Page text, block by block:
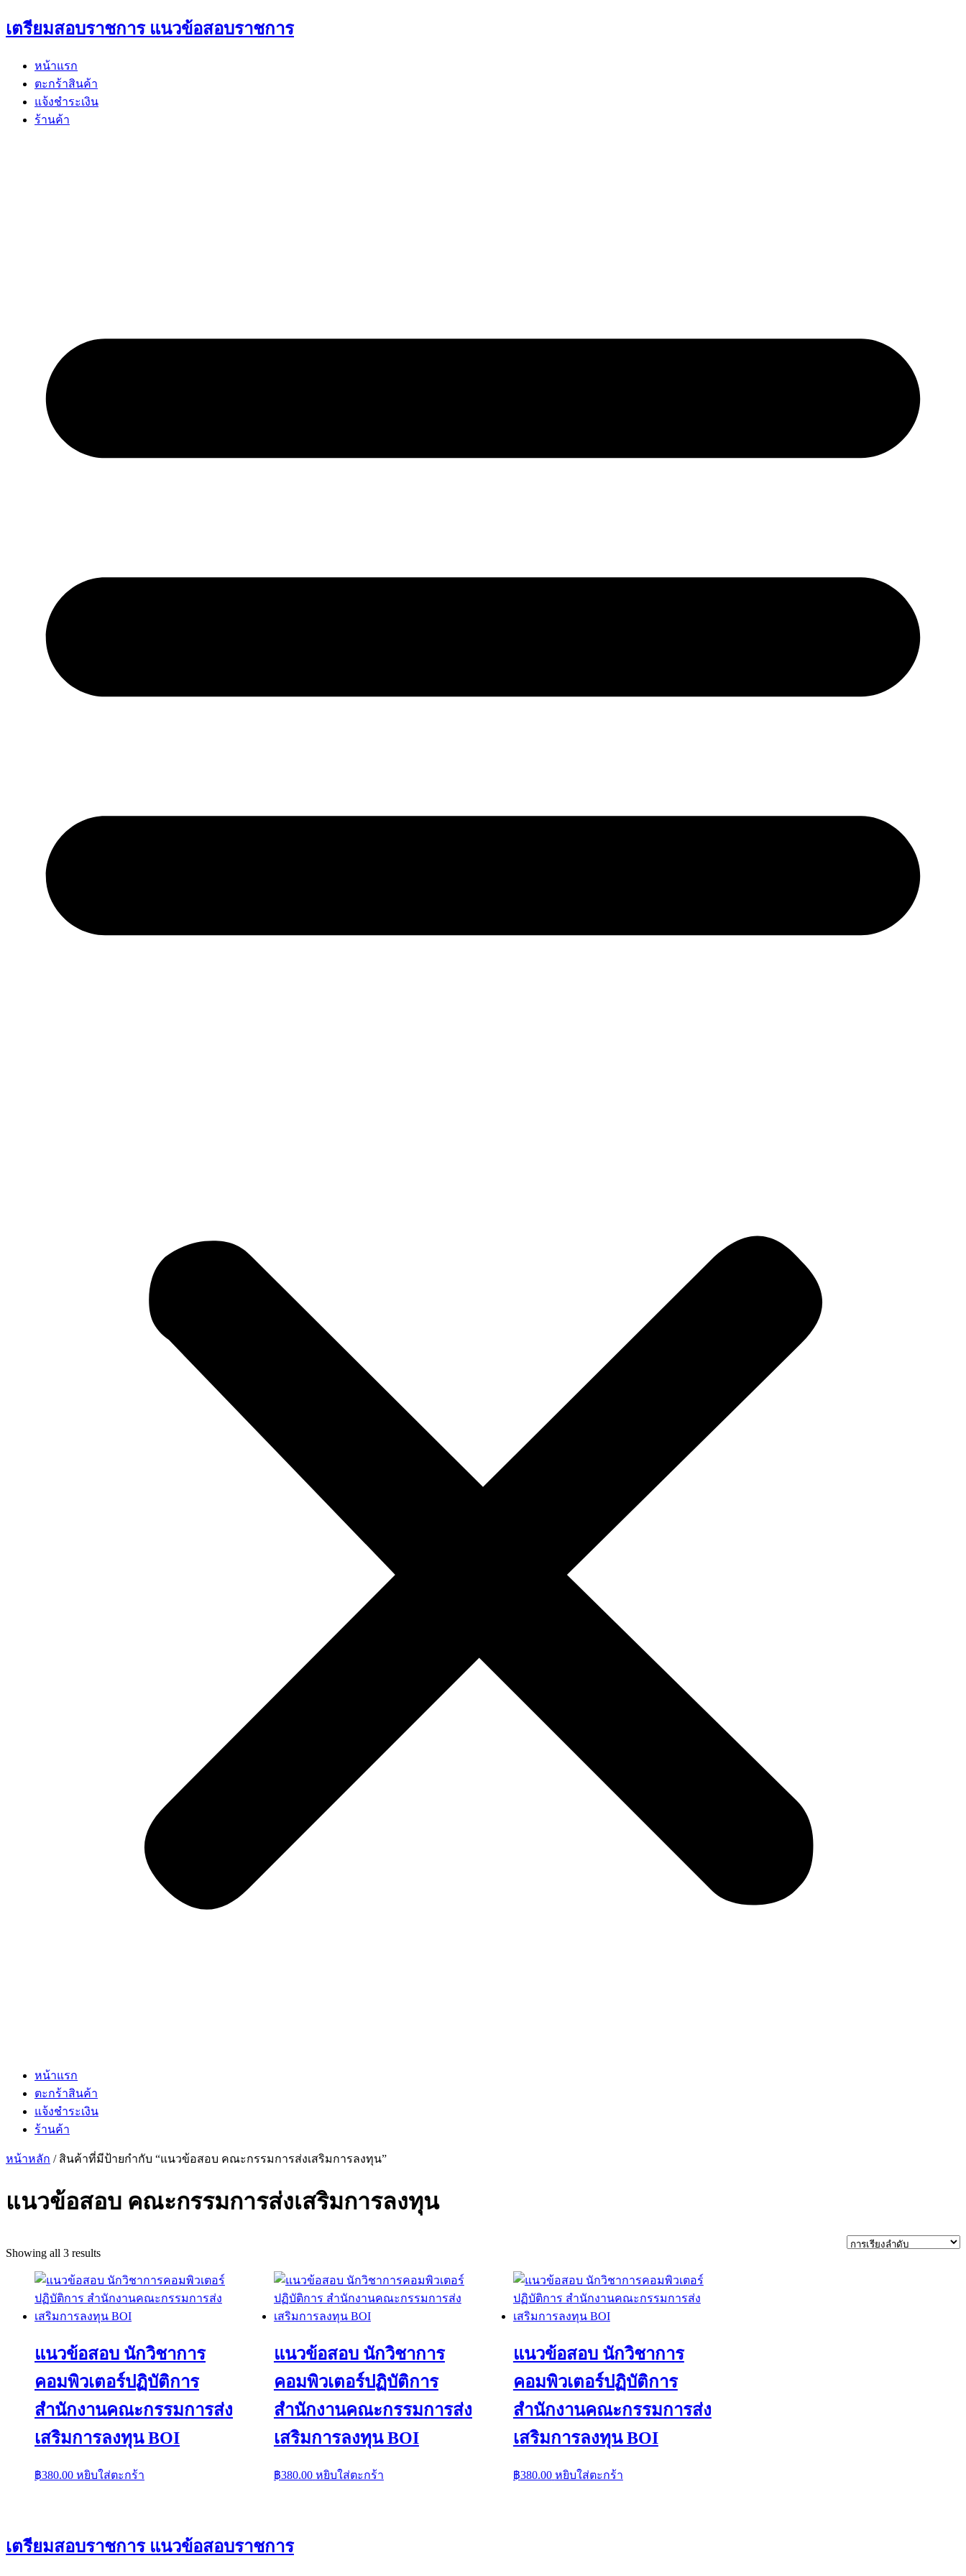
Skip
to
เตรียมสอบราชการ แนวข้อสอบราชการ
หน้าแรก
ตะกร้าสินค้า
แจ้งชำระเงิน
ร้านค้า
หน้าแรก
ตะกร้าสินค้า
แจ้งชำระเงิน
ร้านค้า
หน้าหลัก / สินค้าที่มีป้ายกำกับ “แนวข้อสอบ คณะกรรมการส่งเสริมการลงทุน”
แนวข้อสอบ คณะกรรมการส่งเสริมการลงทุน
Showing all 3 results
แนวข้อสอบ นักวิชาการ
คอมพิวเตอร์ปฏิบัติการ
สำนักงานคณะกรรมการส่ง
เสริมการลงทุน BOI
฿380.00 หยิบใส่ตะกร้า
แนวข้อสอบ นักวิชาการ
คอมพิวเตอร์ปฏิบัติการ
สำนักงานคณะกรรมการส่ง
เสริมการลงทุน BOI
฿380.00 หยิบใส่ตะกร้า
แนวข้อสอบ นักวิชาการ
คอมพิวเตอร์ปฏิบัติการ
สำนักงานคณะกรรมการส่ง
เสริมการลงทุน BOI
฿380.00 หยิบใส่ตะกร้า
เตรียมสอบราชการ แนวข้อสอบราชการ